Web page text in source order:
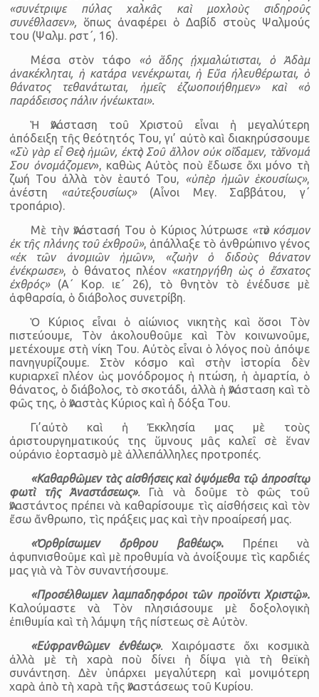
«συνέτριψε πύλας χαλκᾶς καὶ μοχλοὺς σιδηροῦς
συνέθλασεν», ὅπως ἀναφέρει ὁ Δαβίδ στοὺς Ψαλμούς
του (Ψαλμ. ρστ΄, 16).
Μέσα στὸν τάφο «ὁ ἅδης ᾐχμαλώτισται, ὁ Ἀδὰμ
ἀνακέκληται, ἡ κατάρα νε­νέκρωται, ἡ Εὔα ἠλευθέρωται, ὁ
θάνατος τεθανάτωται, ἡμεῖς ἐζωοποιήθημεν» καὶ «ὁ
παράδεισος πάλιν ἠνέωκται».
Ἡ Ἀνάσταση τοῦ Χριστοῦ εἶναι ἡ μεγαλύτερη
ἀπόδειξη τῆς θεότητός Του, γι’ αὐτὸ καὶ διακηρύσσουμε
«Σὺ γὰρ εἶ Θεὸς ἡμῶν, ἐκτὸς Σοῦ ἄλλον οὐκ οἴδαμεν, τὸ ὄνομά
Σου ὀνομάζομεν», καθὼς Αὐτὸς ποὺ ἔδωσε ὄχι μόνο τὴ
ζωή Του ἀλλὰ τὸν ἑαυτό Του, «ὑπὲρ ἡμῶν ἑκουσίως»,
ἀνέστη «αὐτεξουσίως»(Αἶνοι Μεγ. Σαββάτου, γ΄
τροπάριο).
Μὲ τὴν Ἀνάστασή Του ὁ Κύριος λύτρωσε «τὸν κόσμον
ἐκ τῆς πλάνης τοῦ ἐχθροῦ», ἀπάλλαξε τὸ ἀνθρώπινο γένος
«ἐκ τῶν ἀνομιῶν ἡμῶν», «ζωὴν ὁ διδοὺς θάνατον
ἐνέκρωσε», ὁ θάνατος πλέον «κατηργήθη ὡς ὁ ἔσχατος
ἐχθρός»(Α΄ Κορ. ιε΄ 26), τὸ θνητὸν τὸ ἐνέδυσε μὲ
ἀφθαρσία, ὁ διάβολος συνετρίβη.
Ὁ Κύριος εἶναι ὁ αἰώνιος νικητὴς καὶ ὅσοι Τὸν
πιστεύουμε, Τὸν ἀκολουθοῦμε καὶ Τὸν κοινωνοῦμε,
μετέχουμε στὴ νίκη Του. Αὐτὸς εἶναι ὁ λόγος ποὺ ἀπόψε
πανηγυρίζουμε. Στὸν κόσμο καὶ στὴν ἱστορία δὲν
κυριαρχεῖ πλέον ὡς μονόδρομος ἡ πτώση, ἡ ἁμαρτία, ὁ
θάνατος, ὁ διάβολος, τὸ σκοτάδι, ἀλλὰ ἡ Ἀνάσταση καὶ τὸ
φῶς της, ὁ Ἀναστὰς Κύριος καὶ ἡ δόξα Του.
Γι’αὐτὸ καὶ ἡ Ἐκκλησία μας μὲ τοὺς
ἀριστουργηματικούς της ὕμνους μᾶς καλεῖ σὲ ἕναν
οὐράνιο ἑορτασμὸ μὲ ἀλλεπάλληλες προτροπές.
«Καθαρθῶμεν τὰς αἰσθήσεις καὶ ὀψόμεθα τῷ ἀπροσίτῳ
φωτὶ τῆς Ἀναστά­σεως». Γιὰ νὰ δοῦμε τὸ φῶς τοῦ
Ἀναστάντος πρέπει νὰ καθαρί­σουμε τὶς αἰσθήσεις καὶ τὸν
ἔσω ἄνθρωπο, τὶς πράξεις μας καὶ τὴν προαίρεσή μας.
«Ὀρθρίσωμεν ὄρθρου βαθέως». Πρέπει νὰ
ἀφυπνισθοῦμε καὶ μὲ προθυμία νὰ ἀνοίξουμε τὶς καρδιές
μας γιὰ νὰ Τὸν συναντήσουμε.
«Προσέλθωμεν λαμπαδηφόροι τῶν προϊόντι Χριστῷ».
Καλούμαστε νὰ Τὸν πλησιάσουμε μὲ δοξολογικὴ
ἐπιθυμία καὶ τὴ λάμψη τῆς πίστεως σὲ Αὐτὸν.
«Εὐφρανθῶμεν ἐνθέως». Χαιρόμαστε ὄχι κοσμικὰ
ἀλλὰ μὲ τὴ χαρὰ ποὺ δίνει ἡ δίψα γιὰ τὴ θεϊκὴ
συνάντηση. Δὲν ὑπάρχει μεγαλύτερη καὶ μονιμότερη
χαρὰ ἀπὸ τὴ χαρὰ τῆς Ἀναστάσεως τοῦ Κυρίου.